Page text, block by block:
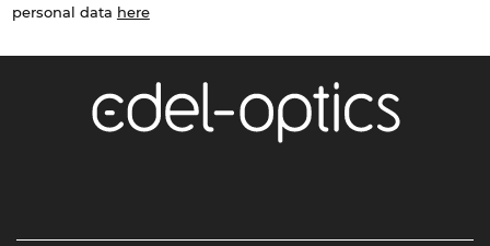
personal data here